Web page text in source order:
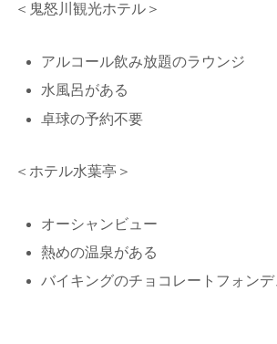
＜鬼怒川観光ホテル＞
アルコール飲み放題のラウンジ
水風呂がある
卓球の予約不要
＜ホテル水葉亭＞
オーシャンビュー
熱めの温泉がある
バイキングのチョコレートフォンデ